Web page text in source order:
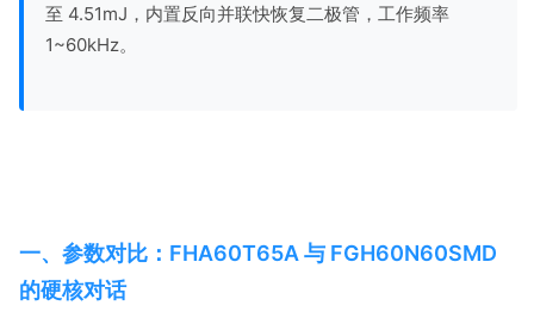
至 4.51mJ，内置反向并联快恢复二极管，工作频率
一、参数对比：FHA60T65A 与 FGH60N60SMD
的硬核对话